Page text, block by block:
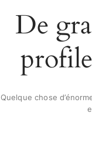
De
Quelque chose